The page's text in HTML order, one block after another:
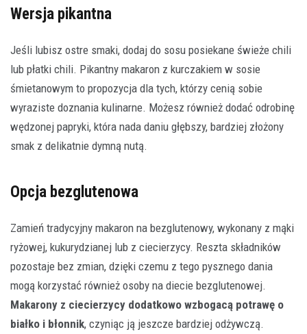
Wersja pikantna
Jeśli lubisz ostre smaki, dodaj do sosu posiekane świeże chili
lub płatki chili. Pikantny makaron z kurczakiem w sosie
śmietanowym to propozycja dla tych, którzy cenią sobie
wyraziste doznania kulinarne. Możesz również dodać odrobinę
wędzonej papryki, która nada daniu głębszy, bardziej złożony
smak z delikatnie dymną nutą.
Opcja bezglutenowa
Zamień tradycyjny makaron na bezglutenowy, wykonany z mąki
ryżowej, kukurydzianej lub z ciecierzycy. Reszta składników
pozostaje bez zmian, dzięki czemu z tego pysznego dania
mogą korzystać również osoby na diecie bezglutenowej.
Makarony z ciecierzycy dodatkowo wzbogacą potrawę o
białko i błonnik, czyniąc ją jeszcze bardziej odżywczą.